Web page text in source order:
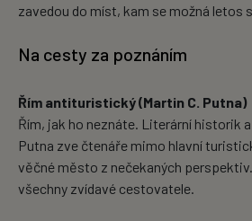
zavedou do míst, kam se možná letos
Na cesty za poznáním
Řím antituristický (Martin C. Putna)
Řím, jak ho neznáte. Literární historik
Putna zve čtenáře mimo hlavní
věčné město z nečekaných
všechny zvídavé cestovatele.